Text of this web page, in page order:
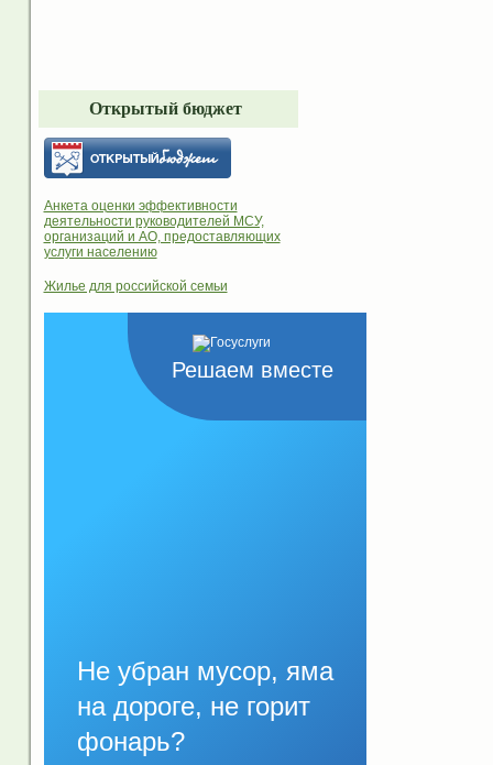
Открытый бюджет
Анкета оценки эффективности
деятельности руководителей МСУ,
организаций и АО, предоставляющих
услуги населению
Жилье для российской семьи
Решаем вместе
Не убран мусор, яма
на дороге, не горит
фонарь?